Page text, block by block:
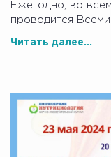
Ежегодно, во
проводится
Читать далее...